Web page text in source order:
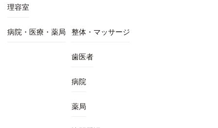
理容室
病院・医療・薬局 整体・マッサージ
歯医者
病院
薬局